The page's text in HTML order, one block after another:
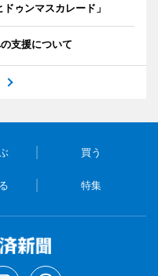
ゥンマスカレード」
支援について
買う
特集